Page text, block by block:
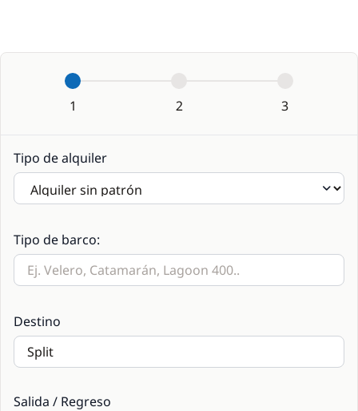
1 2 3
Tipo de alquiler
Tipo de barco:
Destino
Salida / Regreso